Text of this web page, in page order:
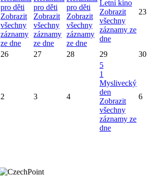
pro děti
Zobrazit
všechny
záznamy
ze dne
pro děti
Zobrazit
všechny
záznamy
ze dne
pro děti
Zobrazit
všechny
záznamy
ze dne
Letní kino
Zobrazit
všechny
záznamy ze
dne
23
26 27 28 29 30
2 3 4
5
1
Myslivecký
den
Zobrazit
všechny
záznamy ze
dne
6